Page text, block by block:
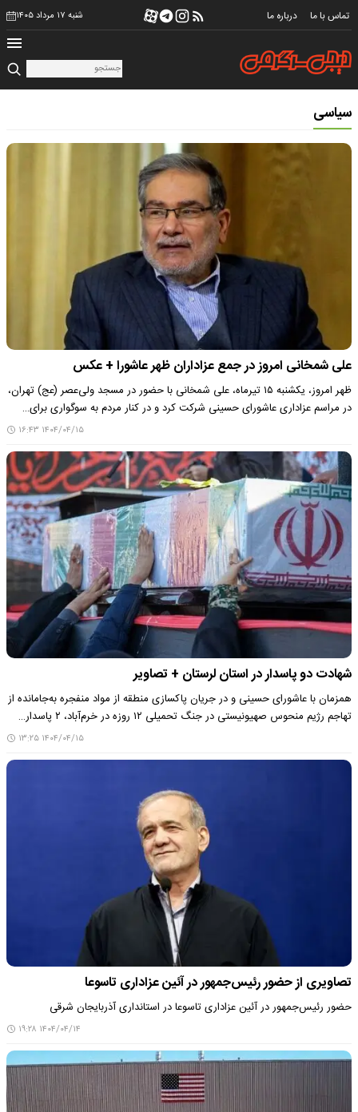
تماس با ما درباره ما شنبه ۱۷ مرداد ۱۴۰۵
سیاسی
علی شمخانی امروز در جمع عزاداران ظهر عاشورا + عکس
ظهر امروز، یکشنبه ۱۵ تیرماه، علی شمخانی با حضور در مسجد ولی‌عصر (عج) تهران،
در مراسم عزاداری عاشورای حسینی شرکت کرد و در کنار مردم به سوگواری برای…
۱۴۰۴/۰۴/۱۵ ۱۶:۴۳
شهادت دو پاسدار در استان لرستان + تصاویر
همزمان با عاشورای حسینی و در جریان پاکسازی منطقه از مواد منفجره به‌جامانده از
تهاجم رژیم منحوس صهیونیستی در جنگ تحمیلی ۱۲ روزه در خرم‌آباد، ۲ پاسدار…
۱۴۰۴/۰۴/۱۵ ۱۳:۲۵
تصاویری از حضور رئیس‌جمهور در آئین عزاداری تاسوعا
حضور رئیس‌جمهور در آئین عزاداری تاسوعا در استانداری آذربایجان شرقی
۱۴۰۴/۰۴/۱۴ ۱۹:۲۸